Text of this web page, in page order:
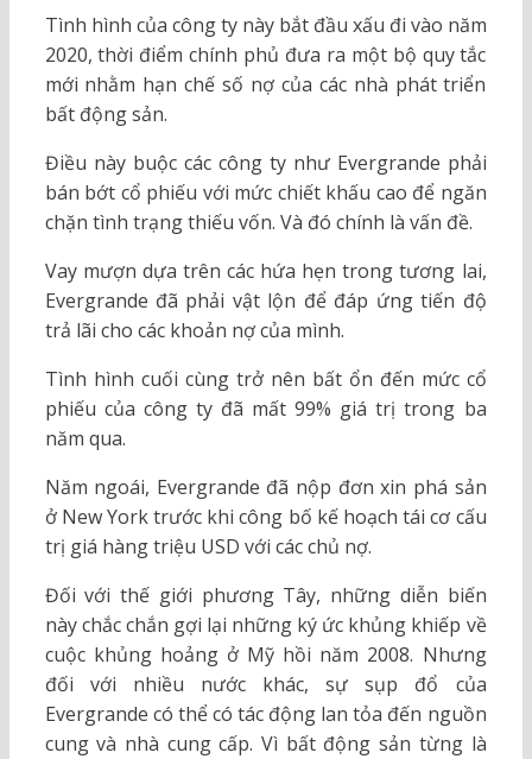
Tình hình của công ty này bắt đầu xấu đi vào năm
2020, thời điểm chính phủ đưa ra một bộ quy tắc
mới nhằm hạn chế số nợ của các nhà phát triển
bất động sản.
Điều này buộc các công ty như Evergrande phải
bán bớt cổ phiếu với mức chiết khấu cao để ngăn
chặn tình trạng thiếu vốn. Và đó chính là vấn đề.
Vay mượn dựa trên các hứa hẹn trong tương lai,
Evergrande đã phải vật lộn để đáp ứng tiến độ
trả lãi cho các khoản nợ của mình.
Tình hình cuối cùng trở nên bất ổn đến mức cổ
phiếu của công ty đã mất 99% giá trị trong ba
năm qua.
Năm ngoái, Evergrande đã nộp đơn xin phá sản
ở New York trước khi công bố kế hoạch tái cơ cấu
trị giá hàng triệu USD với các chủ nợ.
Đối với thế giới phương Tây, những diễn biến
này chắc chắn gợi lại những ký ức khủng khiếp về
cuộc khủng hoảng ở Mỹ hồi năm 2008. Nhưng
đối với nhiều nước khác, sự sụp đổ của
Evergrande có thể có tác động lan tỏa đến nguồn
cung và nhà cung cấp. Vì bất động sản từng là